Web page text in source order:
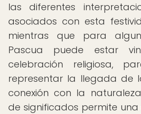
las diferentes
asociados con esta
mientras que para
Pascua puede estar
celebración religiosa,
representar la llegada de
conexión con la
de significados permite